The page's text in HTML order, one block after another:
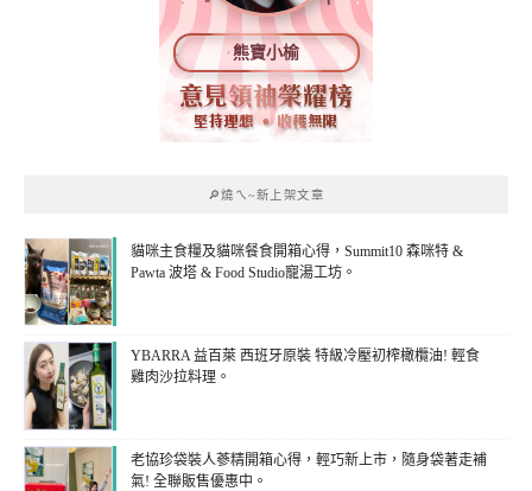
熊寶小榆
🔎燒ㄟ~新上架文章
貓咪主食糧及貓咪餐食開箱心得，Summit10 森咪特 &
Pawta 波塔 & Food Studio寵湯工坊。
YBARRA 益百萊 西班牙原裝 特級冷壓初榨橄欖油! 輕食
雞肉沙拉料理。
老協珍袋裝人蔘精開箱心得，輕巧新上市，隨身袋著走補
氣! 全聯販售優惠中。